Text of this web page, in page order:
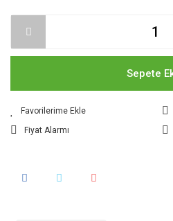
Sepete
Fiyat Alarmı